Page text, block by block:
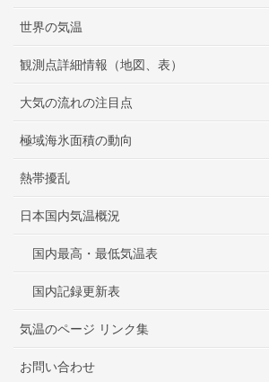
世界の気温
観測点詳細情報（地図、表）
大気の流れの注目点
極域海氷面積の動向
熱帯擾乱
日本国内気温概況
国内最高・最低気温表
国内記録更新表
気温のページ リンク集
お問い合わせ